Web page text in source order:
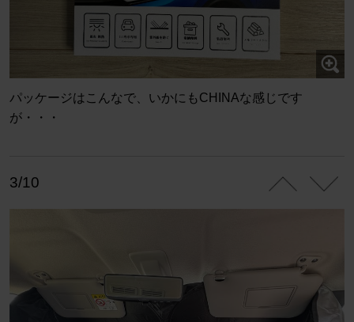
パッケージはこんなで、いかにもCHINAな感じです
が・・・
3/10